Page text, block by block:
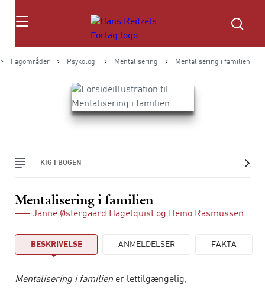
Søg
Fagområder Psykologi Mentalisering Mentalisering i familien
KIG I BOGEN
Mentalisering i familien
Janne Østergaard Hagelquist og Heino Rasmussen
BESKRIVELSE ANMELDELSER FAKTA
Mentalisering i familien er lettilgængelig,